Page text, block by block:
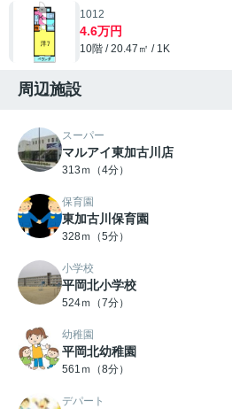
1012
4.6万円
10階 / 20.47㎡ / 1K
周辺施設
スーパー
マルアイ東加古川店
313ｍ（4分）
保育園
東加古川保育園
328ｍ（5分）
小学校
平岡北小学校
524ｍ（7分）
幼稚園
平岡北幼稚園
561ｍ（8分）
デパート